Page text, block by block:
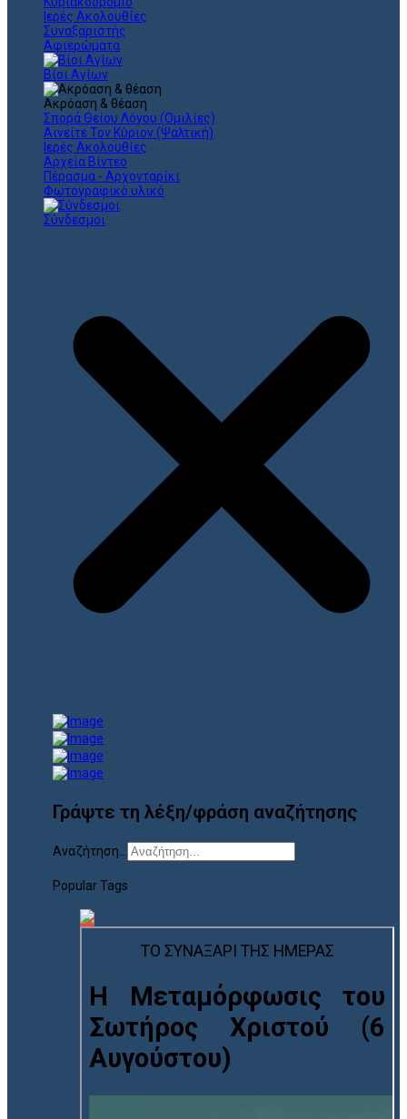
Ιερές Ακολουθίες
Συναξαριστής
Αφιερώματα
Βίοι Αγίων
Ακρόαση & θέαση
Σπορά Θείου Λόγου (Ομιλίες)
Αινείτε Τον Κύριον (Ψαλτική)
Ιερές Ακολουθίες
Αρχεία Βίντεο
Πέρασμα - Αρχονταρίκι
Φωτογραφικό υλικό
Σύνδεσμοι
Γράψτε τη λέξη/φράση αναζήτησης
Αναζήτηση...
Popular Tags